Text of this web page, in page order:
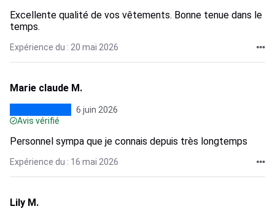
Excellente qualité de vos vêtements. Bonne tenue dans le
temps.
Expérience du : 20 mai 2026
Marie claude M.
6 juin 2026
Avis vérifié
Personnel sympa que je connais depuis très longtemps
Expérience du : 16 mai 2026
Lily M.